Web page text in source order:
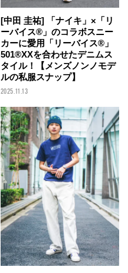
[中田 圭祐] 「ナイキ」×「リ
ーバイス®」のコラボスニー
カーに愛用「リーバイス®」
501®XXを合わせたデニムス
タイル！【メンズノンノモデ
ルの私服スナップ】
2025.11.13